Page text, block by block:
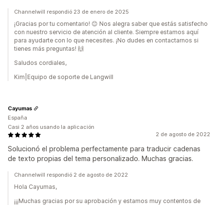
Channelwill respondió 23 de enero de 2025
¡Gracias por tu comentario! 😊 Nos alegra saber que estás satisfecho
con nuestro servicio de atención al cliente. Siempre estamos aquí
para ayudarte con lo que necesites. ¡No dudes en contactarnos si
tienes más preguntas! 🙌
Saludos cordiales,
Kim|Equipo de soporte de Langwill
2 de agosto de 2022
Solucionó el problema perfectamente para traducir cadenas
de texto propias del tema personalizado. Muchas gracias.
Cayumas
España
Casi 2 años usando la aplicación
Channelwill respondió 2 de agosto de 2022
Hola Cayumas,
¡¡¡Muchas gracias por su aprobación y estamos muy contentos de